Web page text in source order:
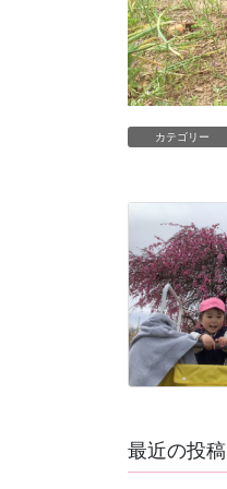
カテゴリー
最近の投稿